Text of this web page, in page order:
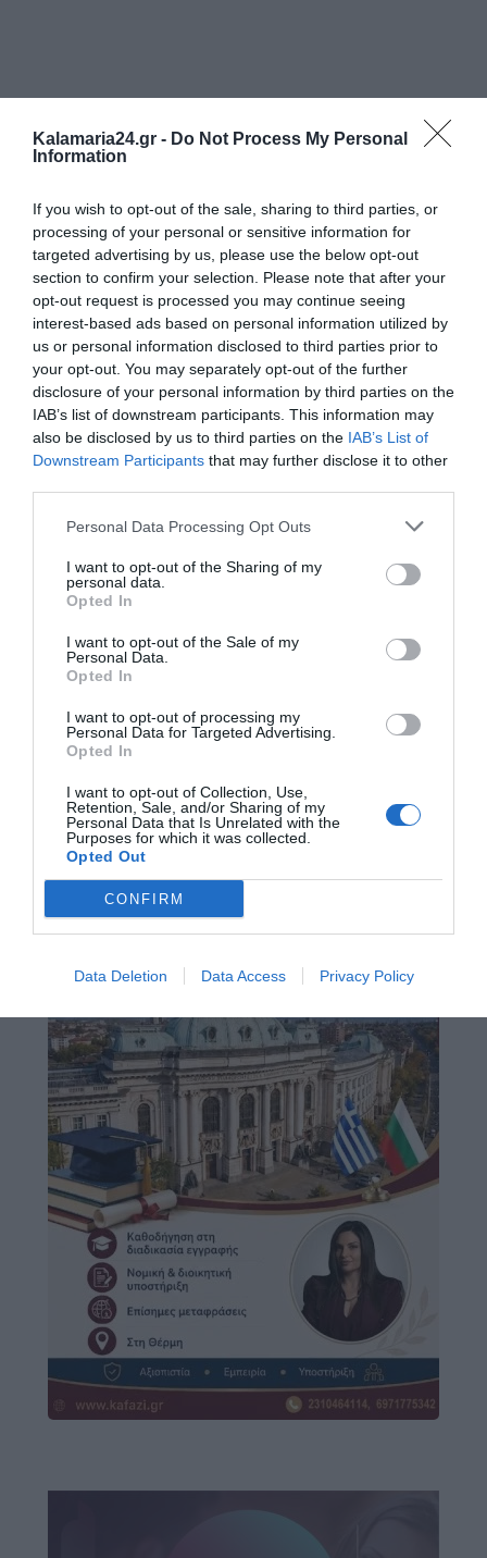
Kalamaria24.gr - Do Not Process My Personal
Information
If you wish to opt-out of the sale, sharing to third parties, or
processing of your personal or sensitive information for
targeted advertising by us, please use the below opt-out
section to confirm your selection. Please note that after your
opt-out request is processed you may continue seeing
interest-based ads based on personal information utilized by
us or personal information disclosed to third parties prior to
your opt-out. You may separately opt-out of the further
disclosure of your personal information by third parties on the
IAB’s list of downstream participants. This information may
also be disclosed by us to third parties on the IAB’s List of
Downstream Participants that may further disclose it to other
Personal Data Processing Opt Outs
I want to opt-out of the Sharing of my
personal data.
Opted In
I want to opt-out of the Sale of my
Personal Data.
Opted In
I want to opt-out of processing my
Personal Data for Targeted Advertising.
Opted In
I want to opt-out of Collection, Use,
Retention, Sale, and/or Sharing of my
Personal Data that Is Unrelated with the
Purposes for which it was collected.
Opted Out
CONFIRM
Data Deletion Data Access Privacy Policy